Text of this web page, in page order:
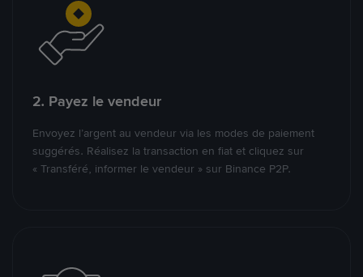
2. Payez le vendeur
Envoyez l’argent au vendeur via les modes de paiement
suggérés. Réalisez la transaction en fiat et cliquez sur
« Transféré, informer le vendeur » sur Binance P2P.